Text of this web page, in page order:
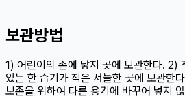
보관방법
1) 어린이의 손에 닿지 곳에 보관한다. 2)
있는 한 습기가 적은 서늘한 곳에 보관한
보존을 위하여 다른 용기에 바꾸어 넣지